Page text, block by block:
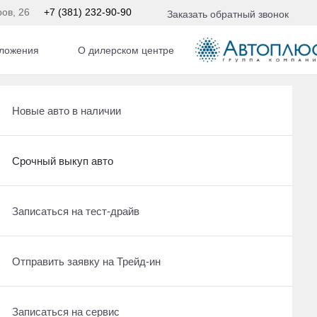
26 +7 (381) 232-90-90 Заказать обратный звонок
Хранение шин со скидкой
Срочный выкуп авто
Получить консультацию по кредиту
Отправить заявку на Трейд-ин
Записаться на сервис
Рассчитать кредит
Хранение шин со скидкой
Срочный выкуп авто
Рассчитать кредит
Записаться на сервис
О дилерском центре
Новые авто в наличии
Срочный выкуп авто
Записаться на тест-драйв
Отправить заявку на Трейд-ин
Записаться на сервис